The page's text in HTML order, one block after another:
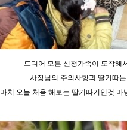
드디어 모든 신청가족이 도착해
사장님의 주의사항과 딸기따
마치 오늘 처음 해보는 딸기따기인것